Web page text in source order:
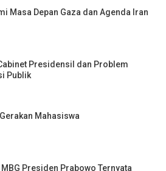
Masa Depan Gaza dan Agenda Iran
Presidensil dan Problem
Publik
Mahasiswa
Presiden Prabowo Ternyata